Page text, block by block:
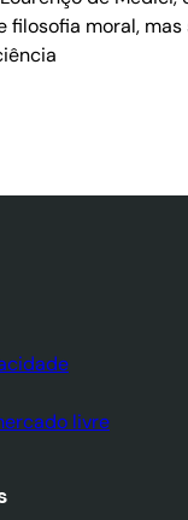
filosofia moral, mas
livre